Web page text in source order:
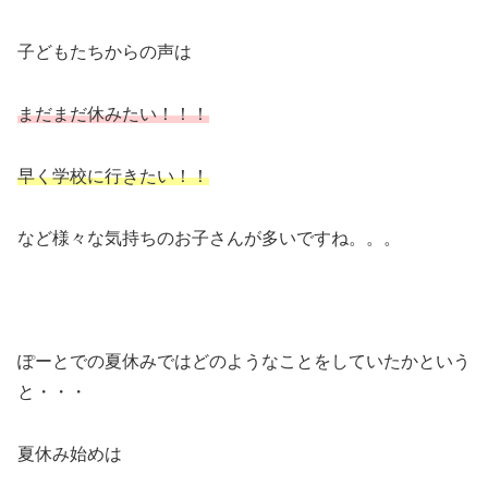
子どもたちからの声は
まだまだ休みたい！！！
早く学校に行きたい！！
など様々な気持ちのお子さんが多いですね。。。
ぽーとでの夏休みではどのようなことをしていたかという
と・・・
夏休み始めは